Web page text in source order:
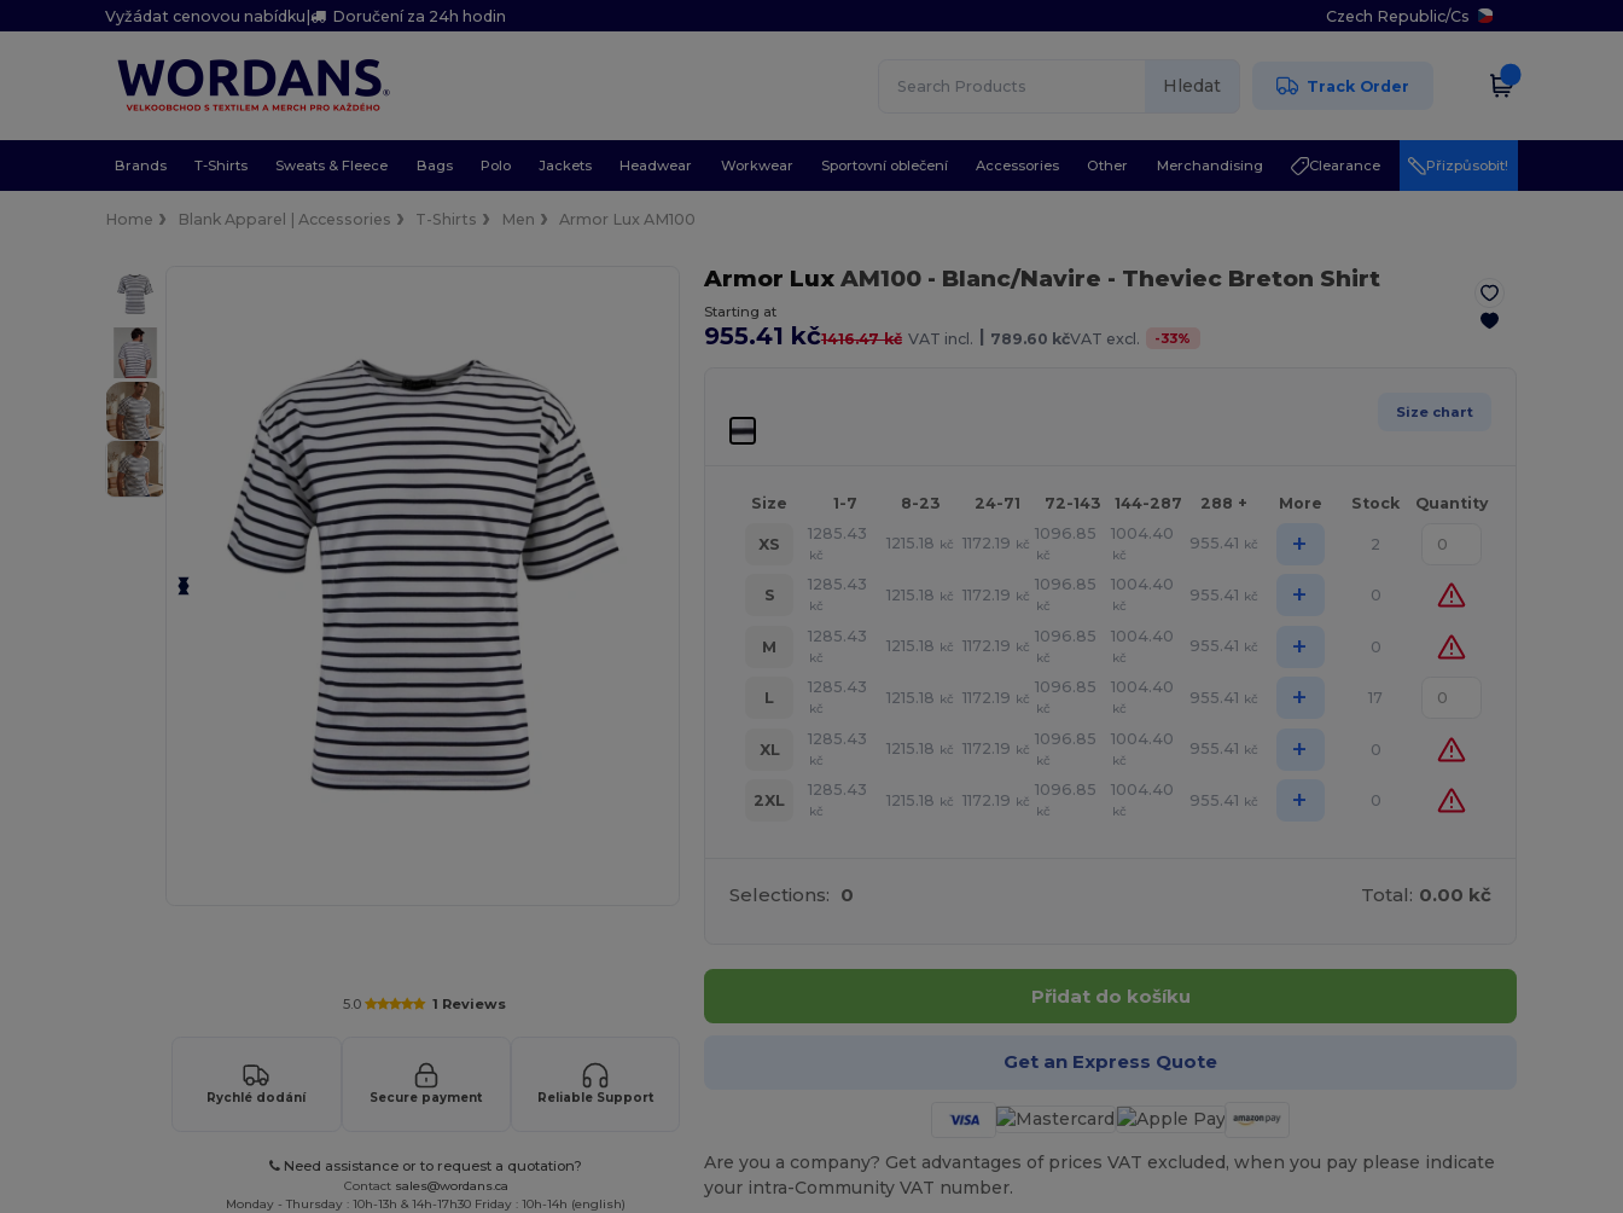
Vyžádat cenovou nabídku| Doručení za 24h hodin Czech Republic/Cs
Hledat Track Order
Brands T-Shirts Sweats & Fleece Bags Polo Jackets Headwear Workwear Sportovní oblečení Accessories Other Merchandising Clearance Přizpůsobit!
Home Blank Apparel | Accessories T-Shirts Men Armor Lux AM100
5.0 1 Reviews
Rychlé dodání Secure payment Reliable Support
Need assistance or to request a quotation?
Contact sales@wordans.ca
Monday - Thursday : 10h-13h & 14h-17h30 Friday : 10h-14h (english)
Armor LuxAM100 - Blanc/Navire - Theviec Breton Shirt
Starting at
955.41 kč1416.47 kč VAT incl. | 789.60 kčVAT excl. -33%
Size chart
Size 1-7 8-23 24-71 72-143 144-287 288 + More Stock Quantity
XS
1285.43
kč
1215.18 kč 1172.19 kč
1096.85
kč
1004.40
kč
955.41 kč + 2
S
1285.43
kč
1215.18 kč 1172.19 kč
1096.85
kč
1004.40
kč
955.41 kč + 0
M
1285.43
kč
1215.18 kč 1172.19 kč
1096.85
kč
1004.40
kč
955.41 kč + 0
L
1285.43
kč
1215.18 kč 1172.19 kč
1096.85
kč
1004.40
kč
955.41 kč + 17
XL
1285.43
kč
1215.18 kč 1172.19 kč
1096.85
kč
1004.40
kč
955.41 kč + 0
2XL
1285.43
kč
1215.18 kč 1172.19 kč
1096.85
kč
1004.40
kč
955.41 kč + 0
Selections: 0 Total: 0.00 kč
Přidat do košíku
Get an Express Quote
Are you a company? Get advantages of prices VAT excluded, when you pay please indicate
your intra-Community VAT number.